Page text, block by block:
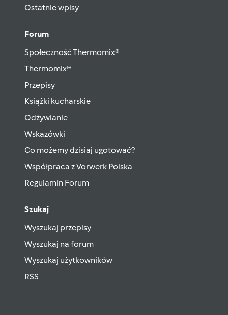
Ostatnie wpisy
Forum
Społeczność Thermomix®
Thermomix®
Przepisy
Książki kucharskie
Odżywianie
Wskazówki
Co możemy dzisiaj ugotować?
Współpraca z Vorwerk Polska
Regulamin Forum
Szukaj
Wyszukaj przepisy
Wyszukaj na forum
Wyszukaj użytkowników
RSS